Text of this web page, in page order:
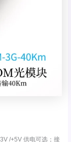
/+5V 供电可选；接